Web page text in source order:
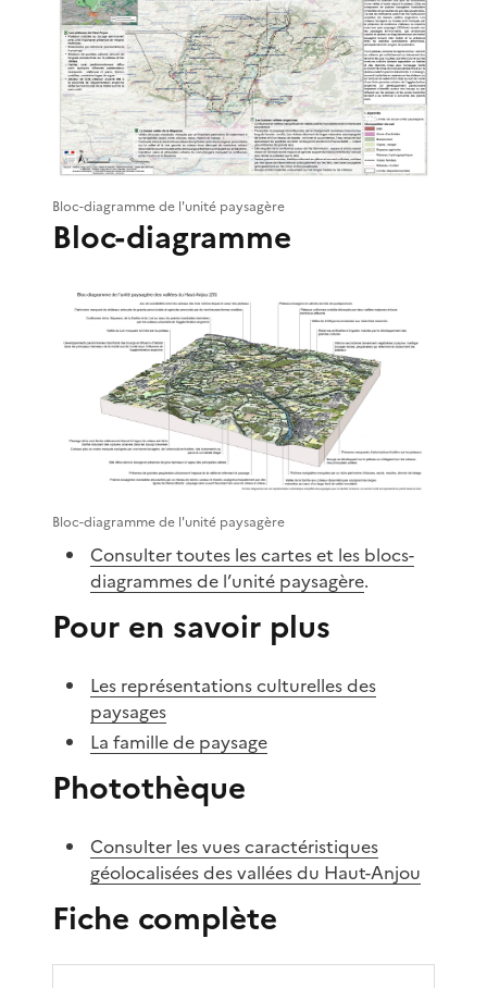
Bloc-diagramme de l'unité paysagère
Bloc-diagramme
Bloc-diagramme de l'unité paysagère
Consulter toutes les cartes et les blocs-
diagrammes de l’unité paysagère.
Pour en savoir plus
Les représentations culturelles des
paysages
La famille de paysage
Photothèque
Consulter les vues caractéristiques
géolocalisées des vallées du Haut-Anjou
Fiche complète